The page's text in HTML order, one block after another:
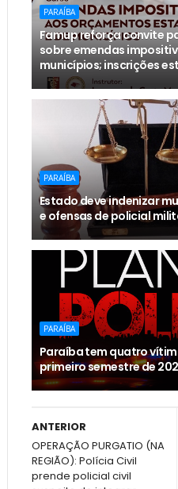
PARAÍBA
Famup reforça convite
sobre emendas
municípios; inscrições
PARAÍBA
Estado deve indenizar
e ofensas de policial
PARAÍBA
Paraíba tem quatro
primeiro semestre de
ANTERIOR
OPERAÇÃO PURGATIO (NA
REGIÃO): Polícia Civil
prende policial civil